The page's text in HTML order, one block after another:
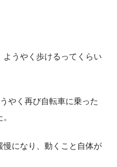
ようやく歩けるってくらい
やく再び自転車に乗った
慢になり、動くこと自体が